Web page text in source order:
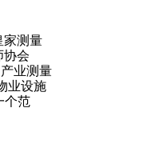
家测量
协会
业测量
业设施
个范